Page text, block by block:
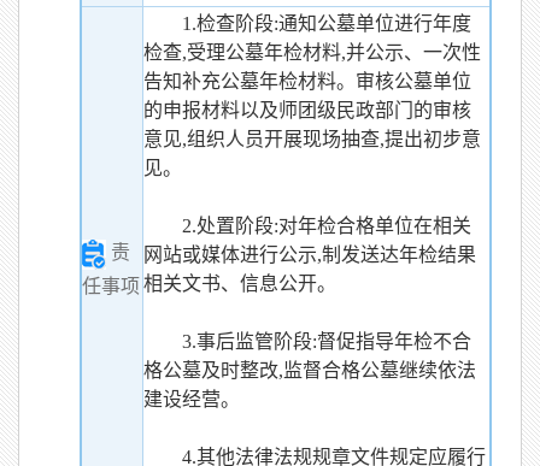
责
任事项
1.检查阶段:通知公墓单位进行年度
检查,受理公墓年检材料,并公示、一次性
告知补充公墓年检材料。审核公墓单位
的申报材料以及师团级民政部门的审核
意见,组织人员开展现场抽查,提出初步意
见。
2.处置阶段:对年检合格单位在相关
网站或媒体进行公示,制发送达年检结果
相关文书、信息公开。
3.事后监管阶段:督促指导年检不合
格公墓及时整改,监督合格公墓继续依法
建设经营。
4.其他法律法规规章文件规定应履行